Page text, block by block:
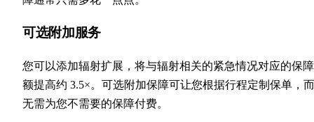
可选附加服务
您可以添加辐射扩展，将与辐射相关的紧急情况对应的保
额提高约 3.5×。可选附加保障可让您根据行程定制保单，而
无需为您不需要的保障付费。